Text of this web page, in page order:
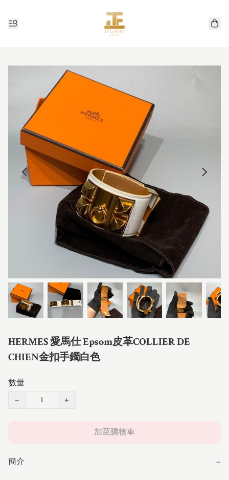
HERMES 愛馬仕 Epsom皮革COLLIER DE
CHIEN金扣手鐲白色
數量
−
+
加至購物車
簡介 −